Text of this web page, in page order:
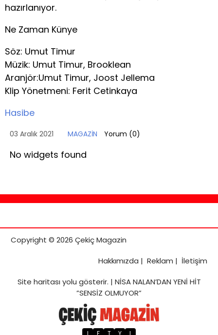
hazırlanıyor.
Ne Zaman Künye
Söz: Umut Timur
Müzik: Umut Timur, Brooklean
Aranjör:Umut Timur, Joost Jellema
Klip Yönetmeni: Ferit Cetinkaya
Hasibe
03 Aralık 2021 MAGAZİN Yorum (0)
No widgets found
Copyright © 2026 Çekiç Magazin
Hakkımızda | Reklam | İletişim
Site haritasıyolu gösterir. | NİSA NALAN’DAN YENİ HİT
”SENSİZ OLMUYOR”
I F T Y L